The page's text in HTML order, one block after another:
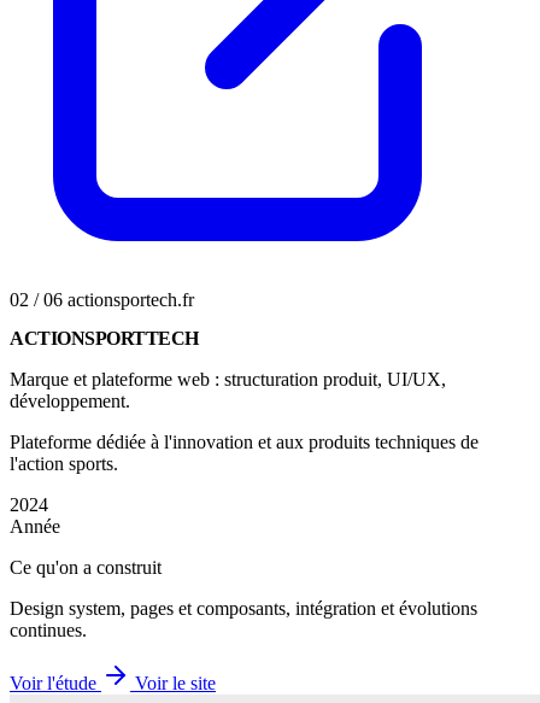
02 / 06 actionsportech.fr
ACTIONSPORTTECH
Marque et plateforme web : structuration produit, UI/UX,
développement.
Plateforme dédiée à l'innovation et aux produits techniques de
l'action sports.
2024
Année
Ce qu'on a construit
Design system, pages et composants, intégration et évolutions
continues.
Voir l'étude Voir le site